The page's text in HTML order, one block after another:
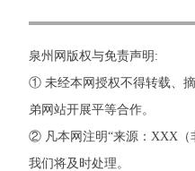
泉州网版权与免责声明:
① 未经本网授权不得转载、
弟网站开展平等合作。
② 凡本网注明“来源：XXX（
我们将及时处理。